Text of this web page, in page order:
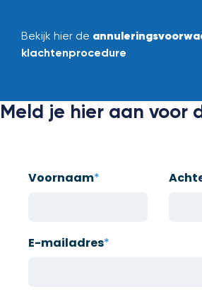
Bekijk hier de
klachtenprocedure
Meld je hier aan voor
Voornaam*
E-mailadres*